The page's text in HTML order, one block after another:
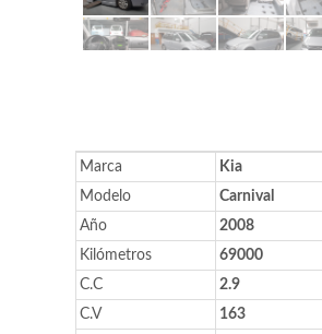
Marca
Kia
Modelo
Carnival
Año
2008
Kilómetros
69000
C.C
2.9
C.V
163